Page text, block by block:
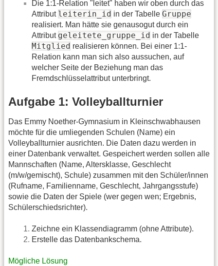
Die 1:1-Relation "leitet" haben wir oben durch das
Attribut leiterin_id in der Tabelle Gruppe
realisiert. Man hätte sie genausogut durch ein
Attribut geleitete_gruppe_id in der Tabelle
Mitglied realisieren können. Bei einer 1:1-
Relation kann man sich also aussuchen, auf
welcher Seite der Beziehung man das
Fremdschlüsselattribut unterbringt.
Aufgabe 1: Volleyballturnier
Das Emmy Noether-Gymnasium in Kleinschwabhausen
möchte für die umliegenden Schulen (Name) ein
Volleyballturnier ausrichten. Die Daten dazu werden in
einer Datenbank verwaltet. Gespeichert werden sollen alle
Mannschaften (Name, Altersklasse, Geschlecht
(m/w/gemischt), Schule) zusammen mit den Schüler/innen
(Rufname, Familienname, Geschlecht, Jahrgangsstufe)
sowie die Daten der Spiele (wer gegen wen; Ergebnis,
Schülerschiedsrichter).
Zeichne ein Klassendiagramm (ohne Attribute).
Erstelle das Datenbankschema.
Mögliche Lösung